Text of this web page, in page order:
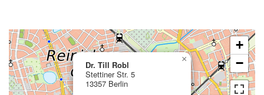
Dr. Till Robl
Stettiner Str. 5
13357 Berlin
×
+
−